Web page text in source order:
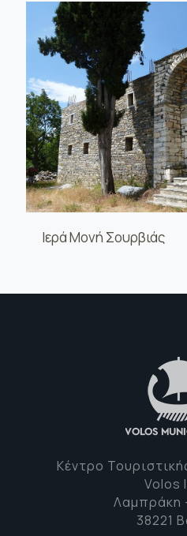
Ιερά Μονή Σουρβιάς
Κέντρο
Volos
Λαμπράκη
38221